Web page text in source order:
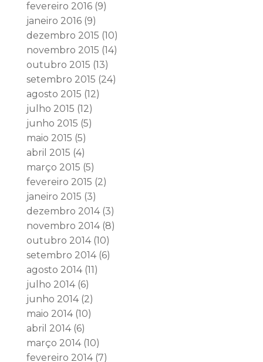
fevereiro 2016(9)
janeiro 2016(9)
dezembro 2015 (10)
novembro 2015 (14)
outubro 2015 (13)
setembro 2015 (24)
agosto 2015 (12)
julho 2015 (12)
junho 2015 (5)
maio 2015 (5)
abril 2015 (4)
março 2015 (5)
fevereiro 2015 (2)
janeiro 2015 (3)
dezembro 2014(3)
novembro 2014(8)
outubro 2014(10)
setembro 2014(6)
agosto 2014(11)
julho 2014(6)
junho 2014(2)
maio 2014(10)
abril 2014(6)
março 2014(10)
fevereiro 2014(7)